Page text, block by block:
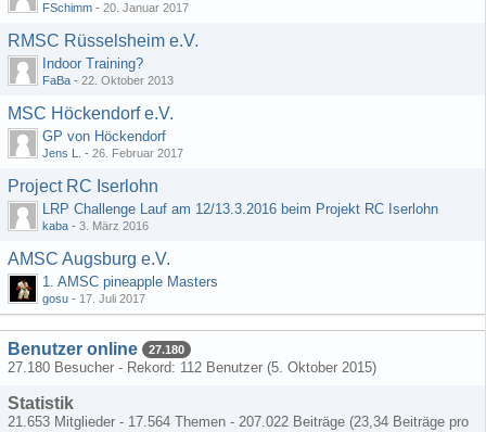
FSchimm - 20. Januar 2017
RMSC Rüsselsheim e.V.
Indoor Training?
FaBa - 22. Oktober 2013
MSC Höckendorf e.V.
GP von Höckendorf
Jens L. - 26. Februar 2017
Project RC Iserlohn
LRP Challenge Lauf am 12/13.3.2016 beim Projekt RC Iserlohn
kaba - 3. März 2016
AMSC Augsburg e.V.
1. AMSC pineapple Masters
gosu - 17. Juli 2017
Benutzer online 27.180
27.180 Besucher - Rekord: 112 Benutzer (5. Oktober 2015)
Statistik
21.653 Mitglieder - 17.564 Themen - 207.022 Beiträge (23,34 Beiträge pro